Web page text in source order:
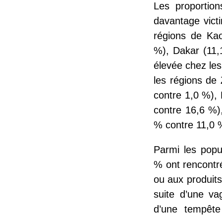
Les
davantage
régions de
%), Dakar
élevée chez
les régions
contre 1,0 %),
contre 16,6
% contre 11,0
Parmi les
% ont
ou aux
suite d’une
d’une